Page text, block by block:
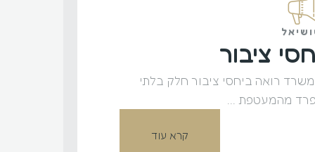
ציבור
רואה ביחסי ציבור חלק בלתי
מהמעטפת ...
קרא עוד